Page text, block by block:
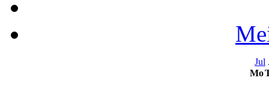
Jul
Mo